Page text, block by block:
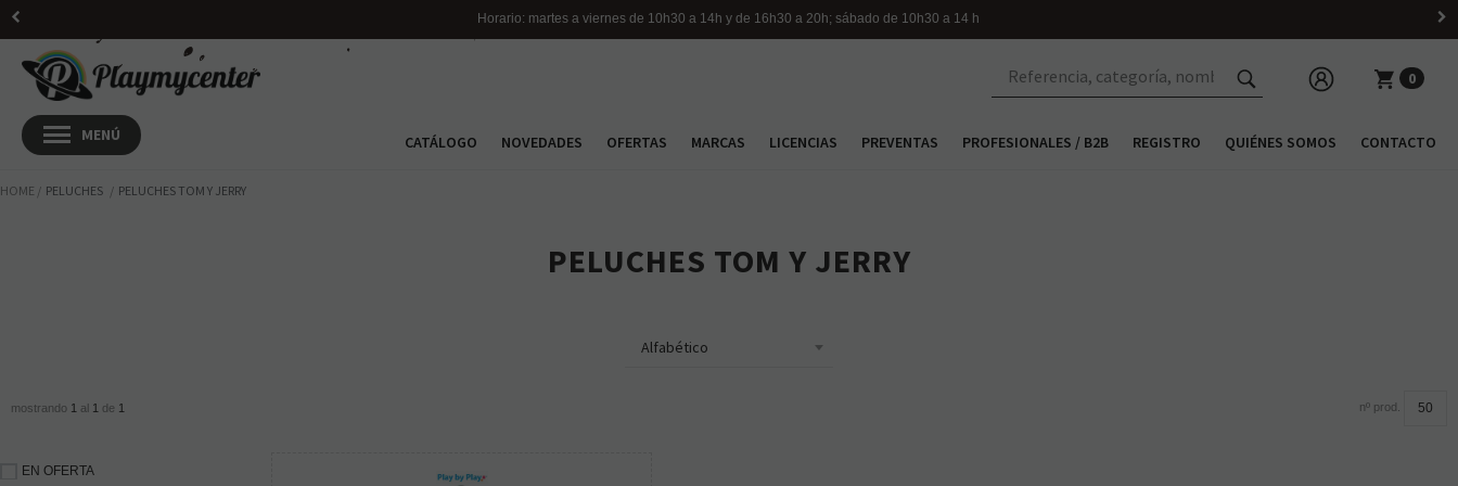
Horario: martes a viernes de 10h30 a 14h y de 16h30 a 20h; sábado de 10h30 a 14 h
0
CATÁLOGO NOVEDADES OFERTAS MARCAS LICENCIAS PREVENTAS PROFESIONALES / B2B REGISTRO QUIÉNES SOMOS CONTACTO
HOME PELUCHES PELUCHES TOM Y JERRY
PELUCHES TOM Y JERRY
mostrando 1 al 1 de 1 nº prod.
EN OFERTA